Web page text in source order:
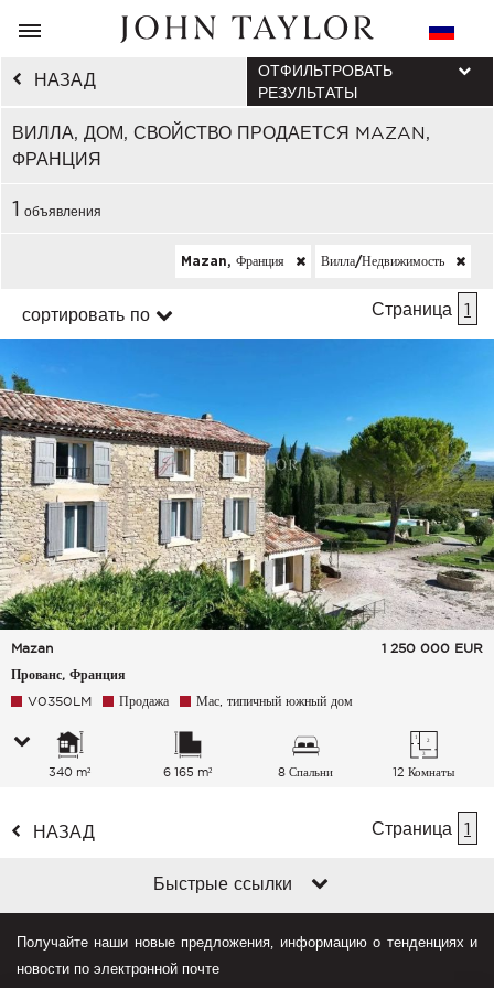
НАЗАД
ВИЛЛА, ДОМ, СВОЙСТВО ПРОДАЕТСЯ MAZAN,
ФРАНЦИЯ
ОТФИЛЬТРОВАТЬ
РЕЗУЛЬТАТЫ
1 объявления
Mazan, Франция Вилла/недвижимость
сортировать по Страница 1
Mazan
Прованс, Франция
1 250 000 EUR
V0350LM Продажа Мас, типичный южный дом
340 m² 6 165 m² 8 Спальни 12 Комнаты
НАЗАД Страница 1
Быстрые ссылки
Получайте наши новые предложения, информацию о тенденциях и
новости по электронной почте